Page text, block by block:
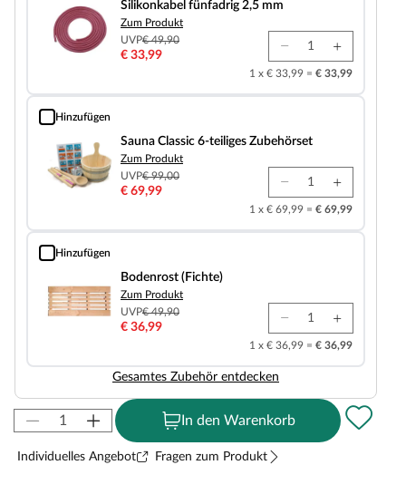
Silikonkabel fünfadrig 2,5 mm
Zum Produkt
UVP€ 49,90
€ 33,99
1 x € 33,99 = € 33,99
Hinzufügen
Sauna Classic 6-teiliges Zubehörset
Sauna Classic 6-teiliges Zubehörset
Zum Produkt
UVP€ 99,00
€ 69,99
1 x € 69,99 = € 69,99
Hinzufügen
Bodenrost (Fichte)
Bodenrost (Fichte)
Zum Produkt
UVP€ 49,90
€ 36,99
1 x € 36,99 = € 36,99
Gesamtes Zubehör entdecken
In den Warenkorb
Individuelles Angebot Fragen zum Produkt